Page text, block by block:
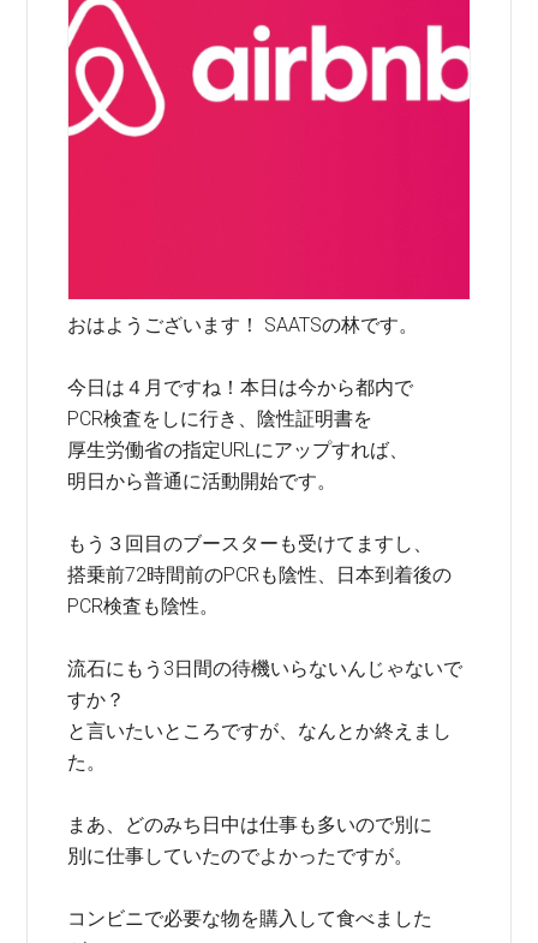
おはようございます！ SAATSの林です。
今日は４月ですね！本日は今から都内で
PCR検査をしに行き、陰性証明書を
厚生労働省の指定URLにアップすれば、
明日から普通に活動開始です。
もう３回目のブースターも受けてますし、
搭乗前72時間前のPCRも陰性、日本到着後の
PCR検査も陰性。
流石にもう3日間の待機いらないんじゃないで
すか？
と言いたいところですが、なんとか終えまし
た。
まあ、どのみち日中は仕事も多いので別に
別に仕事していたのでよかったですが。
コンビニで必要な物を購入して食べました